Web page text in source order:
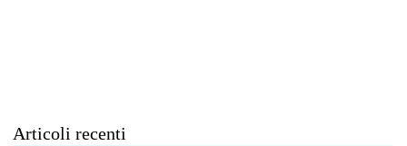
Articoli recenti